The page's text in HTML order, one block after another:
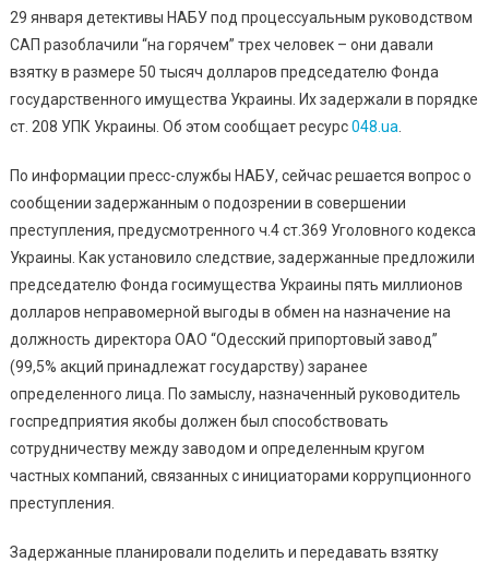
29 января детективы НАБУ под процессуальным руководством
САП разоблачили “на горячем” трех человек – они давали
взятку в размере 50 тысяч долларов председателю Фонда
государственного имущества Украины. Их задержали в порядке
ст. 208 УПК Украины. Об этом сообщает ресурс048.ua
По информации пресс-службы НАБУ, сейчас решается вопрос о
сообщении задержанным о подозрении в совершении
преступления, предусмотренного ч.4 ст.369 Уголовного кодекса
Украины. Как установило следствие, задержанные предложили
председателю Фонда госимущества Украины пять миллионов
долларов неправомерной выгоды в обмен на назначение на
должность директора ОАО “Одесский припортовый завод”
(99,5% акций принадлежат государству) заранее
определенного лица. По замыслу, назначенный руководитель
госпредприятия якобы должен был способствовать
сотрудничеству между заводом и определенным кругом
частных компаний, связанных с инициаторами коррупционного
преступления.
Задержанные планировали поделить и передавать взятку